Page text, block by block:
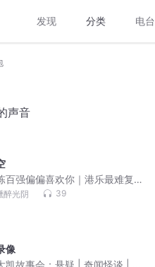
发现 分类 电台
声音
百强偏偏喜欢你｜港乐最难复
色泽
醉光阴 39
像